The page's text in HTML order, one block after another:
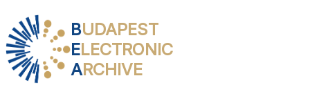
BUDAPEST
ELECTRONIC
ARCHIVE